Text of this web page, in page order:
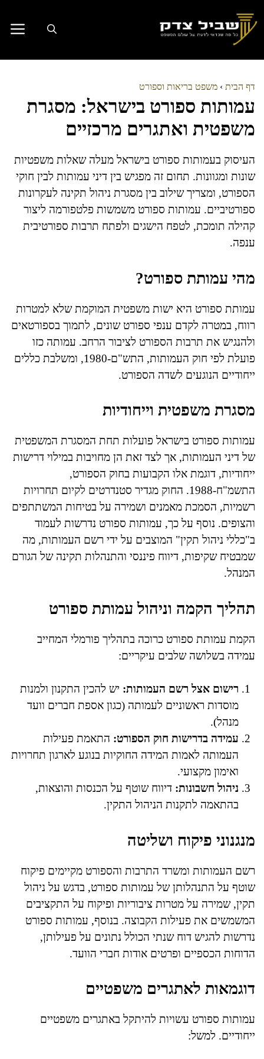
לתוכן
דף הבית › משפט בריאות וספורט
עמותות ספורט בישראל: מסגרת
משפטית ואתגרים מרכזיים
העיסוק בעמותות ספורט בישראל מעלה שאלות משפטיות
שונות ומגוונות. תחום זה מפגיש בין דיני עמותות לבין חוקי
הספורט, ומצריך שילוב בין מסגרת ניהול תקינה לעקרונות
ספורטיביים. עמותות ספורט משמשות פלטפורמה ליצור
קהילה תומכת, לטפח הישגים ולפתח תרבות ספורטיבית
ענפה.
מהי עמותת ספורט?
עמותת ספורט היא ישות משפטית המוקמת שלא למטרות
רווח, במטרה לקדם ענפי ספורט שונים, לתמוך בספורטאים
ולהנגיש את תרבות הספורט לציבור הרחב. עמותה כזו
פועלת לפי חוק העמותות, התש"ם-1980, ומשלבת כללים
ייחודיים הנוגעים לשדה הספורט.
מסגרת משפטית וייחודיות
עמותות ספורט בישראל פועלות תחת המסגרת המשפטית
של דיני העמותות, אך לצד זאת הן מחויבות במילוי דרישות
ייחודיות, דוגמת אלו הקבועות בחוק הספורט,
התשמ"ח-1988. החוק מגדיר סטנדרטים לקיום תחרויות
רשמיות, הסמכת מאמנים ושמירה על בטיחות המשתתפים
והצופים. נוסף על כך, עמותות ספורט נדרשות לעמוד
ב"כללי ניהול תקין" המוצבים על ידי רשם העמותות, מה
שמבטיח שקיפות, דיווח פיננסי והתנהלות תקינה של הגורם
המנהל.
תהליך הקמה וניהול עמותת ספורט
הקמת עמותת ספורט כרוכה בתהליך פורמלי המחייב
עמידה בשלושה שלבים עיקריים:
רישום אצל רשם העמותות: יש להכין התקנון ולמנות
מוסדות ראשוניים לעמותה (כגון אספת חברים וועד
מנהל).
עמידה בדרישות חוק הספורט: התאמת פעילות
העמותה לאמות המידה החוקיות בנוגע לארגון תחרויות
ואימון מקצועי.
ניהול חשבונות: דיווח שוטף על הכנסות והוצאות,
בהתאמה לתקנות הניהול התקין.
מנגנוני פיקוח ושליטה
רשם העמותות ומשרד התרבות והספורט מקיימים פיקוח
שוטף על התנהלותן של עמותות ספורט, בדגש על ניהול
תקין, שמירה על מטרות ציבוריות ופיקוח על התקציבים
המשמשים את פעילות הקבוצה. בנוסף, עמותות ספורט
נדרשות להגיש דוח שנתי הכולל נתונים על פעילותן,
הדוחות הכספיים ופרטים אודות חברי הוועד.
דוגמאות לאתגרים משפטיים
עמותות ספורט עשויות להיתקל באתגרים משפטיים
ייחודיים. למשל: